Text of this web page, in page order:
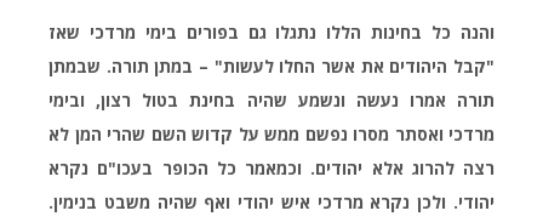
והנה כל בחינות הללו נתגלו גם בפורים בימי מרדכי שאז
"קבל היהודים את אשר החלו לעשות" – במתן תורה. שבמתן
תורה אמרו נעשה ונשמע שהיה בחינת בטול רצון, ובימי
מרדכי ואסתר מסרו נפשם ממש על קדוש השם שהרי המן לא
רצה להרוג אלא יהודים. וכמאמר כל הכופר בעכו"ם נקרא
יהודי. ולכן נקרא מרדכי איש יהודי ואף שהיה משבט בנימין.